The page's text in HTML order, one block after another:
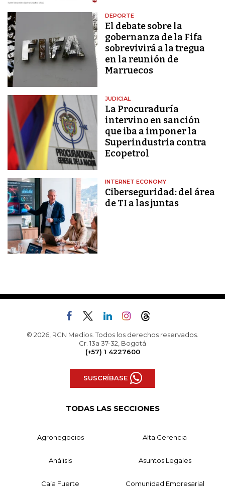
DEPORTE
El debate sobre la
gobernanza de la Fifa
sobrevivirá a la tregua
en la reunión de
Marruecos
JUDICIAL
La Procuraduría
intervino en sanción
que iba a imponer la
Superindustria contra
Ecopetrol
INTERNET ECONOMY
Ciberseguridad: del área
de TI a las juntas
© 2026, RCN Medios. Todos los derechos reservados.
Cr. 13a 37-32, Bogotá
(+57) 1 4227600
SUSCRÍBASE
TODAS LAS SECCIONES
Agronegocios Alta Gerencia
Análisis Asuntos Legales
Caja Fuerte Comunidad Empresarial